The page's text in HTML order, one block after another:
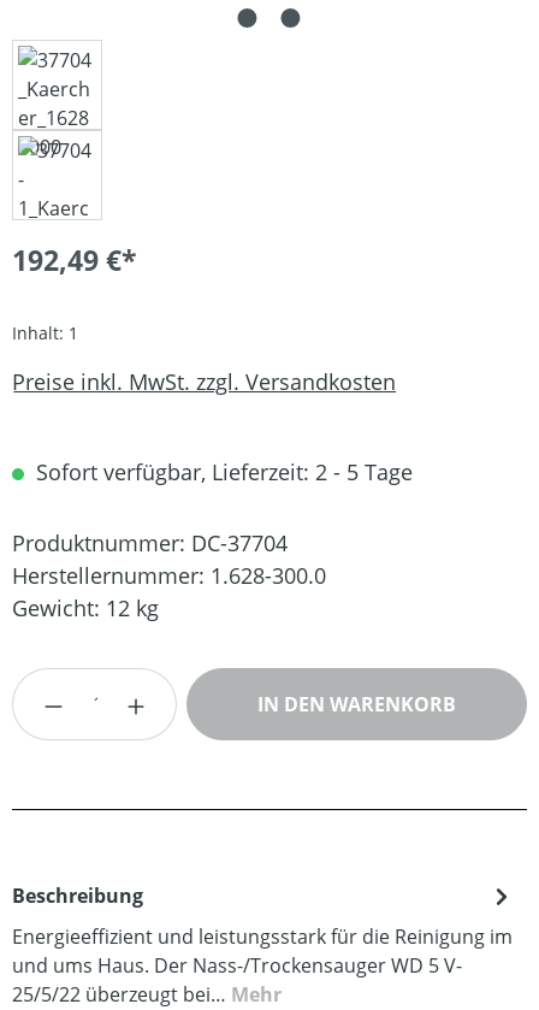
192,49 €*
Inhalt: 1
Preise inkl. MwSt. zzgl. Versandkosten
Sofort verfügbar, Lieferzeit: 2 - 5 Tage
Produktnummer: DC-37704
Herstellernummer: 1.628-300.0
Gewicht: 12 kg
Produkt Anzahl: Gib den gewünschten
IN DEN WARENKORB
Beschreibung
Energieeffizient und leistungsstark für die Reinigung im
und ums Haus. Der Nass-/Trockensauger WD 5 V-
25/5/22 überzeugt bei… Mehr